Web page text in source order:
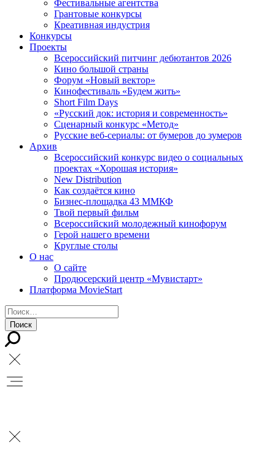
Фестивальные агентства
Грантовые конкурсы
Креативная индустрия
Конкурсы
Проекты
Всероссийский питчинг дебютантов 2026
Кино большой страны
Форум «Новый вектор»
Кинофестиваль «Будем жить»
Short Film Days
«Русский док: история и современность»
Сценарный конкурс «Метод»
Русские веб-сериалы: от бумеров до зумеров
Архив
Всероссийский конкурс видео о социальных
проектах «Хорошая история»
New Distribution
Как создаётся кино
Бизнес-площадка 43 ММКФ
Твой первый фильм
Всероссийский молодежный кинофорум
Герой нашего времени
Круглые столы
О нас
О сайте
Продюсерский центр «Мувистарт»
Платформа MovieStart